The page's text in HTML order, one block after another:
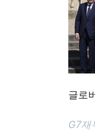
글로
G7재